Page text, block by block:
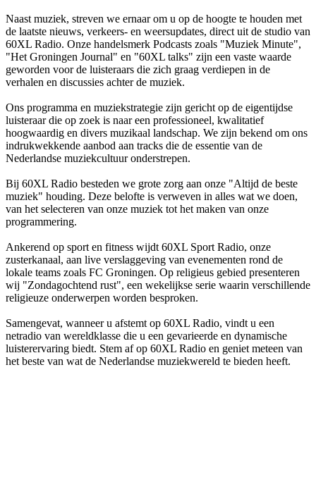
Naast muziek, streven we ernaar om u op de hoogte te houden met
de laatste nieuws, verkeers- en weersupdates, direct uit de studio van
60XL Radio. Onze handelsmerk Podcasts zoals "Muziek Minute",
"Het Groningen Journal" en "60XL talks" zijn een vaste waarde
geworden voor de luisteraars die zich graag verdiepen in de
verhalen en discussies achter de muziek.
Ons programma en muziekstrategie zijn gericht op de eigentijdse
luisteraar die op zoek is naar een professioneel, kwalitatief
hoogwaardig en divers muzikaal landschap. We zijn bekend om ons
indrukwekkende aanbod aan tracks die de essentie van de
Nederlandse muziekcultuur onderstrepen.
Bij 60XL Radio besteden we grote zorg aan onze "Altijd de beste
muziek" houding. Deze belofte is verweven in alles wat we doen,
van het selecteren van onze muziek tot het maken van onze
programmering.
Ankerend op sport en fitness wijdt 60XL Sport Radio, onze
zusterkanaal, aan live verslaggeving van evenementen rond de
lokale teams zoals FC Groningen. Op religieus gebied presenteren
wij "Zondagochtend rust", een wekelijkse serie waarin verschillende
religieuze onderwerpen worden besproken.
Samengevat, wanneer u afstemt op 60XL Radio, vindt u een
netradio van wereldklasse die u een gevarieerde en dynamische
luisterervaring biedt. Stem af op 60XL Radio en geniet meteen van
het beste van wat de Nederlandse muziekwereld te bieden heeft.